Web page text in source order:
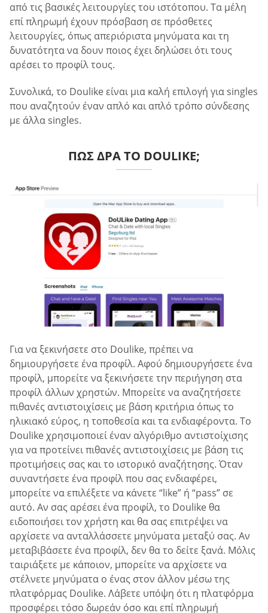
από τις βασικές λειτουργίες του ιστότοπου. Τα μέλη
επί πληρωμή έχουν πρόσβαση σε πρόσθετες
λειτουργίες, όπως απεριόριστα μηνύματα και τη
δυνατότητα να δουν ποιος έχει δηλώσει ότι τους
αρέσει το προφίλ τους.
Συνολικά, το Doulike είναι μια καλή επιλογή για singles
που αναζητούν έναν απλό και απλό τρόπο σύνδεσης
με άλλα singles.
ΠΏΣ ΔΡΑ ΤΟ DOULIKE;
Για να ξεκινήσετε στο Doulike, πρέπει να
δημιουργήσετε ένα προφίλ. Αφού δημιουργήσετε ένα
προφίλ, μπορείτε να ξεκινήσετε την περιήγηση στα
προφίλ άλλων χρηστών. Μπορείτε να αναζητήσετε
πιθανές αντιστοιχίσεις με βάση κριτήρια όπως το
ηλικιακό εύρος, η τοποθεσία και τα ενδιαφέροντα. Το
Doulike χρησιμοποιεί έναν αλγόριθμο αντιστοίχισης
για να προτείνει πιθανές αντιστοιχίσεις με βάση τις
προτιμήσεις σας και το ιστορικό αναζήτησης. Όταν
συναντήσετε ένα προφίλ που σας ενδιαφέρει,
μπορείτε να επιλέξετε να κάνετε “like” ή “pass” σε
αυτό. Αν σας αρέσει ένα προφίλ, το Doulike θα
ειδοποιήσει τον χρήστη και θα σας επιτρέψει να
αρχίσετε να ανταλλάσσετε μηνύματα μεταξύ σας. Αν
μεταβιβάσετε ένα προφίλ, δεν θα το δείτε ξανά. Μόλις
ταιριάξετε με κάποιον, μπορείτε να αρχίσετε να
στέλνετε μηνύματα ο ένας στον άλλον μέσω της
πλατφόρμας Doulike. Λάβετε υπόψη ότι η πλατφόρμα
προσφέρει τόσο δωρεάν όσο και επί πληρωμή